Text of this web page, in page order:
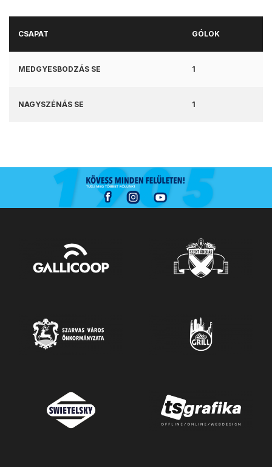
CSAPAT GÓLOK
MEDGYESBODZÁS SE 1
NAGYSZÉNÁS SE 1